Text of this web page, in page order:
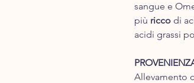
sangue e
più ricco di
acidi grassi
Allevamento